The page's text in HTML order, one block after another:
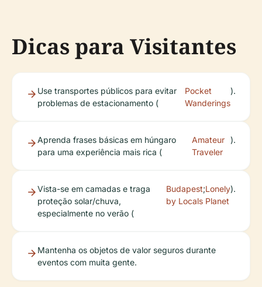
Dicas para Visitantes
Use transportes públicos para evitar
problemas de estacionamento (
Pocket
Wanderings
).
Aprenda frases básicas em húngaro
para uma experiência mais rica (
Amateur
Traveler
).
Vista-se em camadas e traga
proteção solar/chuva,
especialmente no verão (
Budapest
by Locals
;Lonely
Planet
).
Mantenha os objetos de valor seguros durante
eventos com muita gente.